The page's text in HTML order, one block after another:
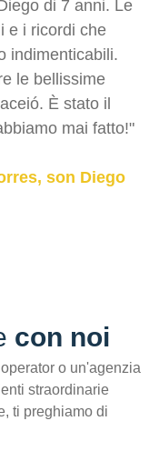
di 7 anni. Le
e i ricordi che
indimenticabili.
le bellissime
È stato il
mai fatto!"
son Diego
con noi
o un'agenzia
straordinarie
ti preghiamo di